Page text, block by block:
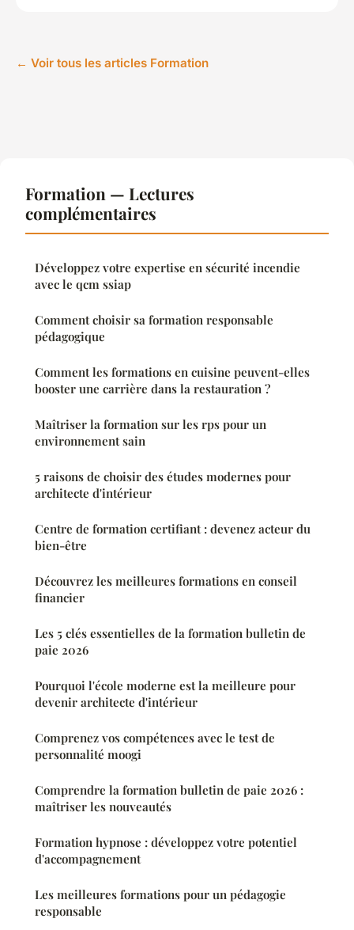
← Voir tous les articles Formation
Formation — Lectures
complémentaires
Développez votre expertise en sécurité incendie
avec le qcm ssiap
Comment choisir sa formation responsable
pédagogique
Comment les formations en cuisine peuvent-elles
booster une carrière dans la restauration ?
Maîtriser la formation sur les rps pour un
environnement sain
5 raisons de choisir des études modernes pour
architecte d'intérieur
Centre de formation certifiant : devenez acteur du
bien-être
Découvrez les meilleures formations en conseil
financier
Les 5 clés essentielles de la formation bulletin de
paie 2026
Pourquoi l'école moderne est la meilleure pour
devenir architecte d'intérieur
Comprenez vos compétences avec le test de
personnalité moogi
Comprendre la formation bulletin de paie 2026 :
maîtriser les nouveautés
Formation hypnose : développez votre potentiel
d'accompagnement
Les meilleures formations pour un pédagogie
responsable